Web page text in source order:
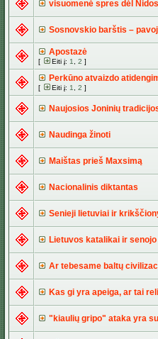
visuomenė spres dėl
Sosnovskio barštis –
Apostazė
[ Eiti į: 1 2 ]
Perkūno atvaizdo
[ Eiti į: 1 2 ]
Naujosios Joninių
Naudinga žinoti
Maištas prieš Maxsimą
Nacionalinis diktantas
Senieji lietuviai ir
Lietuvos katalikai ir
Ar tebesame baltų
Kas gi yra apeiga, ar tai
"kiaulių gripo" ataka yra